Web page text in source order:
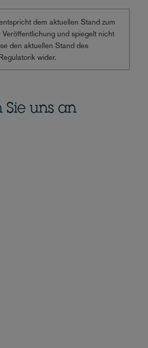
dem aktuellen Stand zum
und spiegelt nicht
den aktuellen Stand des
wider.
Sie uns an